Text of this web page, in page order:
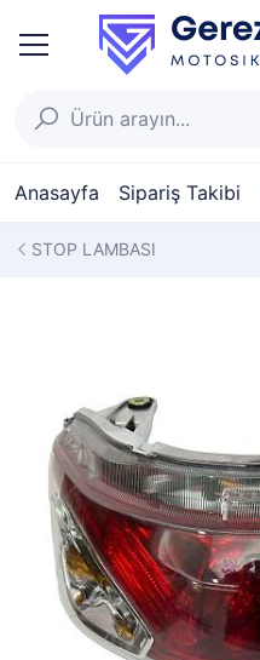
Anasayfa Sipariş Takibi
STOP LAMBASI